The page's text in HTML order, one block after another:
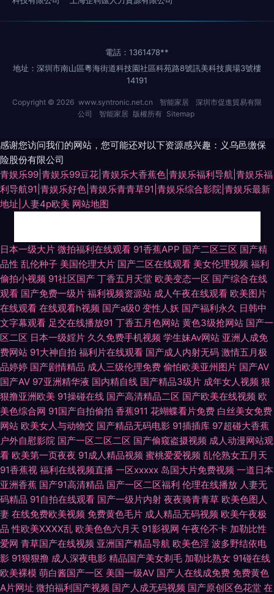
電話：1361478**
地址：深圳市南山區粵海街道科技園社區科苑路8號訊美科技廣場3號樓
14191
Copyright © 2026 www.syntronic.net.cn 智能家居
深圳市促進貿易有限
公司
智能家居 版權所有 Sitemap
感谢您访问我们的网站，您可能还对以下资源感兴趣：义乌邑缴保
险股份有限公司
青娱乐99|青娱乐99豆花|青娱乐大香蕉色|青娱乐福利导航|青娱乐福
利导航91|青娱乐好色|青娱乐青青草91|青娱乐综合影院|青娱乐最新
地址|人妻4p欧美 网站地图
久青青草网 91福利精选 av狼有码 成人久久免费 国产黄色电影网 亚洲九一青
草 91色se 超碰人人做爱 福利色成人导航 国产狼友99 国产做爱av 激情自拍
久久网91 五月天色社区 91九色绿帽夫妻 av先锋影音av 超碰自拍素人 国产
精品九九 黑料老司机精品 精品卡一在线 精品挑选伊人国产 老司机福利社91
偷拍白拍青青草 亚洲无码六月天 91福利区 91视频大全 99摸99操 变态另类3
超碰人妻在线观看 欧美成人另类 AV夜夜 久久人妻人人草 青娱乐网亚洲av
日屄导航 超碰97人人超 av变态另类 国产精品久久在线 中日韩性另类 99摸
99操 俺去啦最新网址 欧美午夜成人色片 日韩黄色网 天堂网无码 97色色婷婷
ts伪娘性爱网 豆花视频在线观看 国产人妖调教专区 日韩99爱 四虎影院黄色
在线视频污 91色色导航导航 av导航网站 激情综合BT 久久停停 蜜臀99超碰
午夜福利尤物 自拍视频啪 91免费网站观看 91做爱免费视频 国产馆外遇 韩日
日本一级大片 微拍福利在线观看 91香蕉APP 国产二区三区 国产精
品性 乱伦种子 美国伦理大片 国产二区在线观看 美女伦理视频 福利
偷拍小视频 91社区国产 丁香五月天堂 欧美变态一区 国产综合在线
观看 国产免费一级片 福利视频资源站 成人午夜在线观看 欧美图片
在线观看 在线观看h视频 国产a级0 变性人妖 国产福利永久 日韩中
文字幕观看 足交在线播放91 丁香五月色网站 黄色3级抢网站 国产一
区二区 日本一级婬片 久久免费手机视频 学生妹Av网站 亚洲人成免
费网站 91大神自拍 福利片在线观看 国产成人内射无码 激情五月极
品婷婷 国产剧情精品 成人三级伦理免费 偷怕欧美亚州图片 国产AV
国产AV 97亚洲精华液 国内精自线 国产精品3级片 成年女人视频 狠
狠撸亚洲欧美 91操碰在线 国产高清精品二区 国产欧美在线视频 欧
美色综合网 91国产自拍偷拍 香蕉911 花蝴蝶看片免费 白丝美女免费
网站 欧美女人与动物交 国产精品无码电影 91插插库 97超碰大香蕉
户外自慰影院 国产一区二区二区 国产偷窥盗摄视频 成人动漫网站观
看 欧美第一页夜夜 91成人精品视频 蜜桃爱爱视频 乱伦熟女五月天
91香蕉视 福利在线视频直播 一区xxxxx 岛国大片免费视频 一道日本
亚洲香蕉 国产91高清精品 国产一区二区福利 伦理在线播放 人妻无
码精品 91自拍在线观看 国产一级片内射 夜夜骑青青草 欧美色图人
妻 在线免费欧美视频 免费黄色毛片 成人精品无码视频 欧美午夜极
品 性欧美ⅩⅩⅩⅩ乱 欧美色色六月天 91影视网 午夜伦不卡 加勒比性
爱网 青草国产在线视频 亚洲国产精品导航 欧美色淫 波多野结依电
影 91狠狠撸 成人深夜电影 精品国产美女剃毛 加勒比熟女 91碰在线
欧美裸模 萌白酱国产一区 美国一级AV 国产人在线成免费 免费黄色
A片网址 微拍福利国产视频 国产人成无码视频 国产原创区色花堂 在